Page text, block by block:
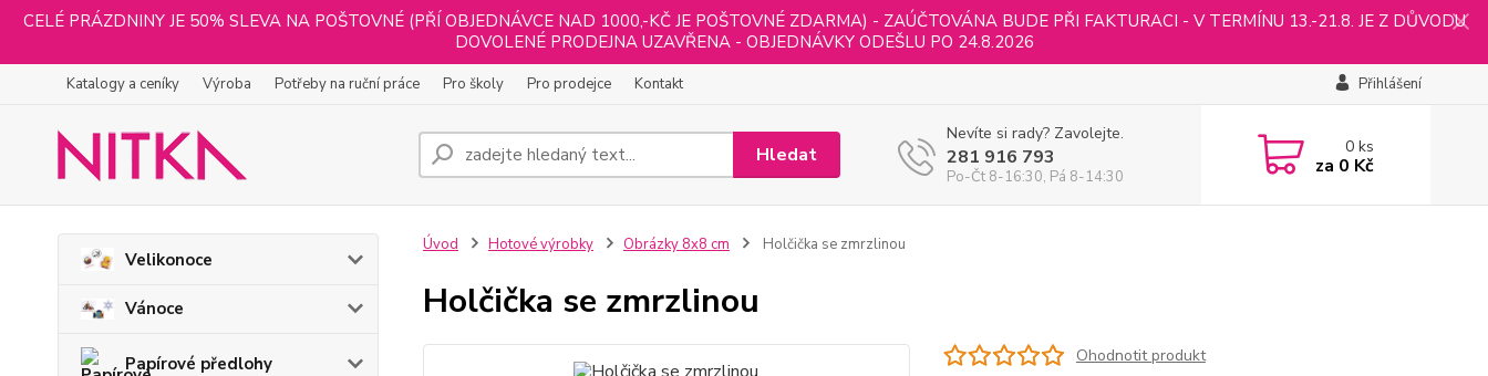
CELÉ PRÁZDNINY JE 50% SLEVA NA POŠTOVNÉ (PŘÍ OBJEDNÁVCE NAD 1000,-KČ JE POŠTOVNÉ ZDARMA) - ZAÚČTOVÁNA BUDE PŘI FAKTURACI - V TERMÍNU 13.-21.8. JE Z DŮVODU
DOVOLENÉ PRODEJNA UZAVŘENA - OBJEDNÁVKY ODEŠLU PO 24.8.2026
Katalogy a ceníky Výroba Potřeby na ruční práce Pro školy Pro prodejce Kontakt Přihlášení
Hledat
Nevíte si rady? Zavolejte.
281 916 793
Po-Čt 8-16:30, Pá 8-14:30
0ks
za 0 Kč
Velikonoce
Vánoce
Papírové předlohy
Úvod Hotové výrobky Obrázky 8x8 cm Holčička se zmrzlinou
Holčička se zmrzlinou
Ohodnotit produkt